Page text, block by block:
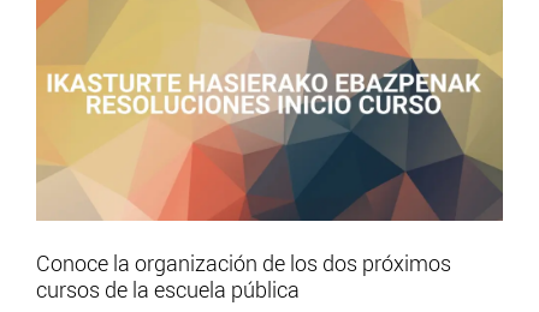
Conoce la organización de los dos próximos
cursos de la escuela pública